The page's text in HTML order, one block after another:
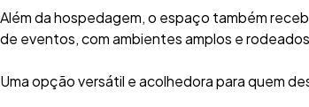
Além da hospedagem, o espaço também
de eventos, com ambientes amplos e
Uma opção versátil e acolhedora para quem